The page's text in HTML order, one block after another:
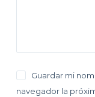
Guardar mi
navegador la